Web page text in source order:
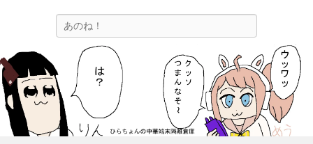
ひらちょんの中華端末隔離倉庫
ほたがページ上部にある検索バーを消してくれたサイトです。